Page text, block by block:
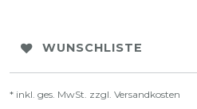
WUNSCHLISTE
* inkl. ges. MwSt. zzgl. Versandkosten